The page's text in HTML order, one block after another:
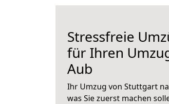
Stressfreie
für Ihren
Aub
Ihr Umzug von Stuttgart
was Sie zuerst machen